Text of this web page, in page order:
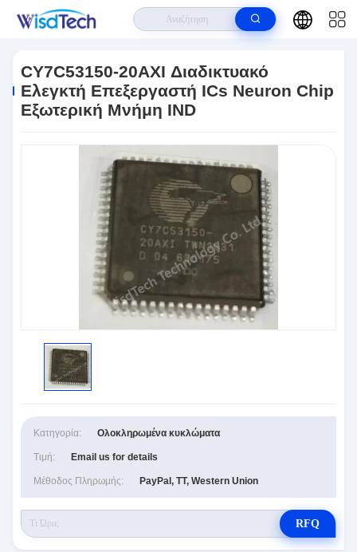
Διαδικτυακό Ελεγκτή Επεξεργαστή ICs Neuron Chip Εξωτερική Μνήμη IND
CY7C53150-20AXI Διαδικτυακό
Ελεγκτή Επεξεργαστή ICs Neuron Chip
Εξωτερική Μνήμη IND
Κατηγορία: Ολοκληρωμένα κυκλώματα
Τιμή: Email us for details
Μέθοδος Πληρωμής: PayPal, TT, Western Union
RFQ